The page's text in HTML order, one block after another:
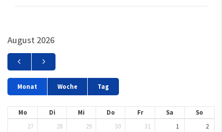
August 2026
Monat Woche Tag
Mo Di Mi Do Fr Sa
So
27
28 29 30 31 1 2